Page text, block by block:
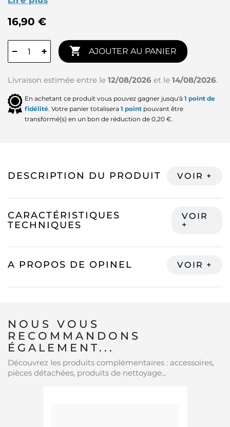
16,90 €
− +  AJOUTER AU PANIER
Livraison estimée entre le 12/08/2026 et le 14/08/2026.
En achetant ce produit vous pouvez gagner jusqu'à 1 point de
fidélité. Votre panier totalisera 1 point pouvant être
transformé(s) en un bon de réduction de 0,20 €.
DESCRIPTION DU PRODUIT
CARACTÉRISTIQUES
TECHNIQUES
A PROPOS DE OPINEL
NOUS VOUS
RECOMMANDONS
ÉGALEMENT...
Découvrez les produits complémentaires : accessoires,
pièces détachées, produits de nettoyage...